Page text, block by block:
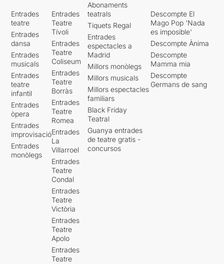
Entrades
teatre
Entrades
dansa
Entrades
musicals
Entrades
teatre
infantil
Entrades
òpera
Entrades
improvisació
Entrades
monòlegs
Entrades
Teatre
Tívoli
Entrades
Teatre
Coliseum
Entrades
Teatre
Borràs
Entrades
Teatre
Romea
Entrades
La
Villarroel
Entrades
Teatre
Condal
Entrades
Teatre
Victòria
Entrades
Teatre
Apolo
Entrades
Teatre
Abonaments
teatrals
Tiquets Regal
Entrades
espectacles a
Madrid
Millors monòlegs
Millors musicals
Millors espectacles
familiars
Black Friday
Teatral
Guanya entrades
de teatre gratis -
concursos
Descompte El
Mago Pop 'Nada
es imposible'
Descompte Ànima
Descompte
Mamma mia
Descompte
Germans de sang